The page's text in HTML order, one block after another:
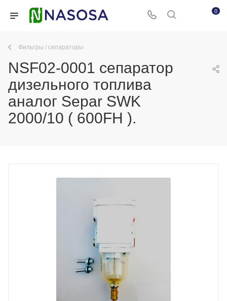
0
Фильтры / сепараторы
NSF02-0001 сепаратор
дизельного топлива
аналог Separ SWK
2000/10 ( 600FH ).